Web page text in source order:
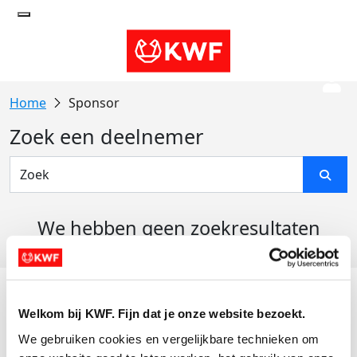
Welkom bij KWF. Fijn dat je onze website bezoekt.
We gebruiken cookies en vergelijkbare technieken om
Sponsor
Zoek een deelnemer
We hebben geen zoekresultaten
Actiematerialen
Evenementen